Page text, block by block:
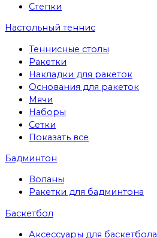
Степки
Настольный теннис
Теннисные столы
Ракетки
Накладки для ракеток
Основания для ракеток
Мячи
Наборы
Сетки
Показать все
Бадминтон
Воланы
Ракетки для бадминтона
Баскетбол
Аксессуары для баскетбола